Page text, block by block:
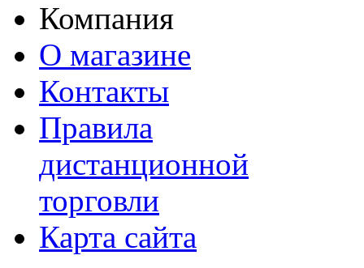
Компания
О магазине
Контакты
Правила
дистанционной
торговли
Карта сайта